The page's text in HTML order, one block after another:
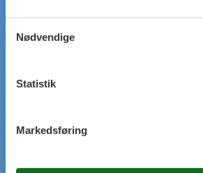
Nødvendige
Statistik
Markedsføring